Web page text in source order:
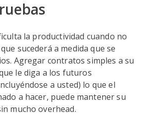
la productividad cuando no
sucederá a medida que se
Agregar contratos simples a su
le diga a los futuros
a usted) lo que el
a hacer, puede mantener su
mucho overhead.